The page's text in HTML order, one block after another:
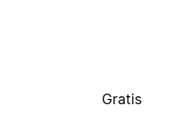
Gratis